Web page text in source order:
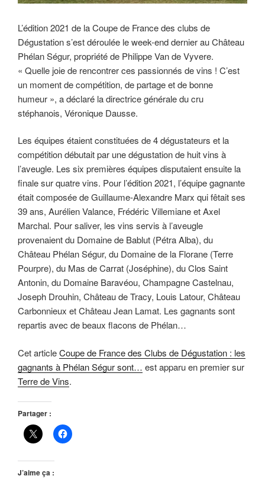
L’édition 2021 de la Coupe de France des clubs de
Dégustation s’est déroulée le week-end dernier au Château
Phélan Ségur, propriété de Philippe Van de Vyvere.
« Quelle joie de rencontrer ces passionnés de vins ! C’est
un moment de compétition, de partage et de bonne
humeur », a déclaré la directrice générale du cru
stéphanois, Véronique Dausse.
Les équipes étaient constituées de 4 dégustateurs et la
compétition débutait par une dégustation de huit vins à
l’aveugle. Les six premières équipes disputaient ensuite la
finale sur quatre vins. Pour l’édition 2021, l’équipe gagnante
était composée de Guillaume-Alexandre Marx qui fêtait ses
39 ans, Aurélien Valance, Frédéric Villemiane et Axel
Marchal. Pour saliver, les vins servis à l’aveugle
provenaient du Domaine de Bablut (Pétra Alba), du
Château Phélan Ségur, du Domaine de la Florane (Terre
Pourpre), du Mas de Carrat (Joséphine), du Clos Saint
Antonin, du Domaine Baravéou, Champagne Castelnau,
Joseph Drouhin, Château de Tracy, Louis Latour, Château
Carbonnieux et Château Jean Lamat. Les gagnants sont
repartis avec de beaux flacons de Phélan…
Cet articleCoupe de France des Clubs de Dégustation : les
gagnants à Phélan Ségur sont… est apparu en premier sur
Terre de Vins.
Partager :
J’aime ça :